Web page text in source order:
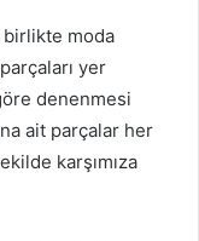
moda
yer
denenmesi
ait parçalar her
karşımıza